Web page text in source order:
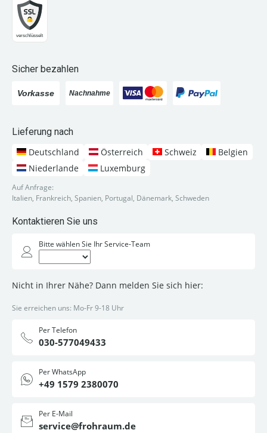
Sicher bezahlen
Lieferung nach
Deutschland
Österreich Schweiz
Belgien
Niederlande
Luxemburg
Auf Anfrage:
Italien, Frankreich, Spanien, Portugal, Dänemark, Schweden
Kontaktieren Sie uns
Bitte wählen Sie Ihr Service-Team
Nicht in Ihrer Nähe? Dann melden Sie sich hier:
Sie erreichen uns: Mo-Fr 9-18 Uhr
Per Telefon
030-577049433
Per WhatsApp
+49 1579 2380070
Per E-Mail
service@frohraum.de